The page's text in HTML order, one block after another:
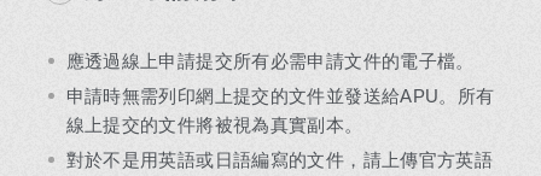
應透過線上申請提交所有必需申請文件的電子檔。
申請時無需列印網上提交的文件並發送給APU。所有
線上提交的文件將被視為真實副本。
對於不是用英語或日語編寫的文件，請上傳官方英語